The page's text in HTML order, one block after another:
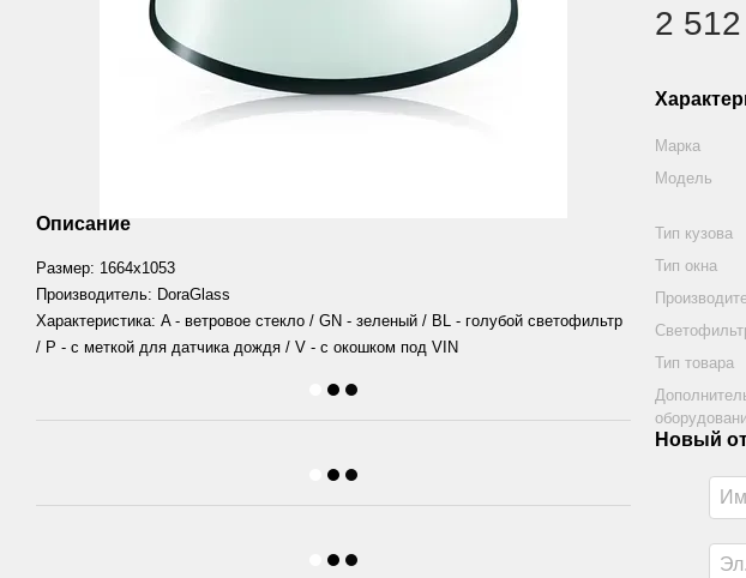
Описание
Размер: 1664х1053
Производитель: DoraGlass
Характеристика: A - ветровое стекло / GN - зеленый / BL - голубой светофильтр
/ P - с меткой для датчика дождя / V - с окошком под VIN
2 512
Марка
Модель
Тип кузова
Тип окна
Тип товара
Новый